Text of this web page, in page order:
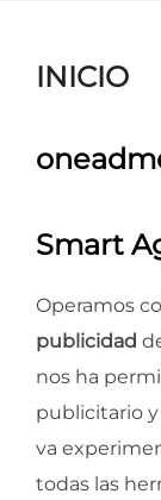
INICIO
Smart
Operamos
publicidad
nos ha
publicitario
va
todas las